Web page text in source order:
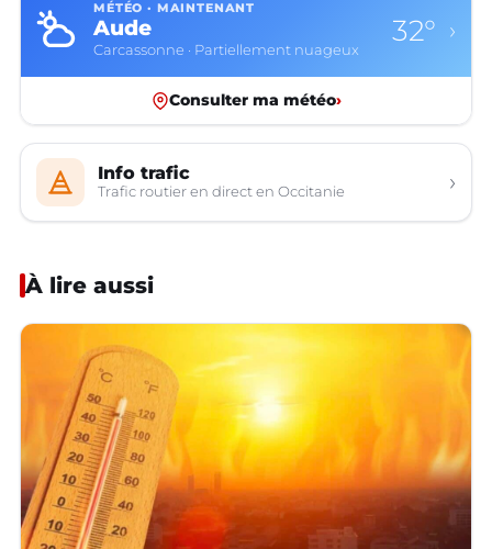
MÉTÉO · MAINTENANT
Aude
Carcassonne · Partiellement nuageux
32° ›
Consulter ma météo›
Info trafic
Trafic routier en direct en Occitanie ›
À lire aussi